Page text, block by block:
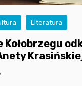
Literatura
Kołobrzegu